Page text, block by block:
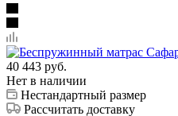
40 443 руб.
Нет в наличии
Нестандартный размер
Рассчитать доставку